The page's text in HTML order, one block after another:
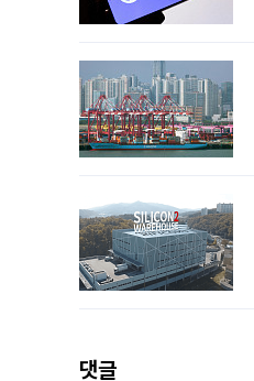
댓글